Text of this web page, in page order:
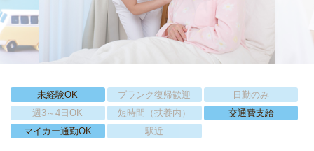
未経験OK ブランク復帰歓迎
日勤のみ
週3～4日OK
短時間（扶養内）
交通費支給
マイカー通勤OK
駅近